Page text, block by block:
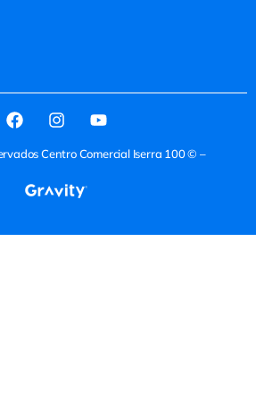
Centro Comercial Iserra 100 © –